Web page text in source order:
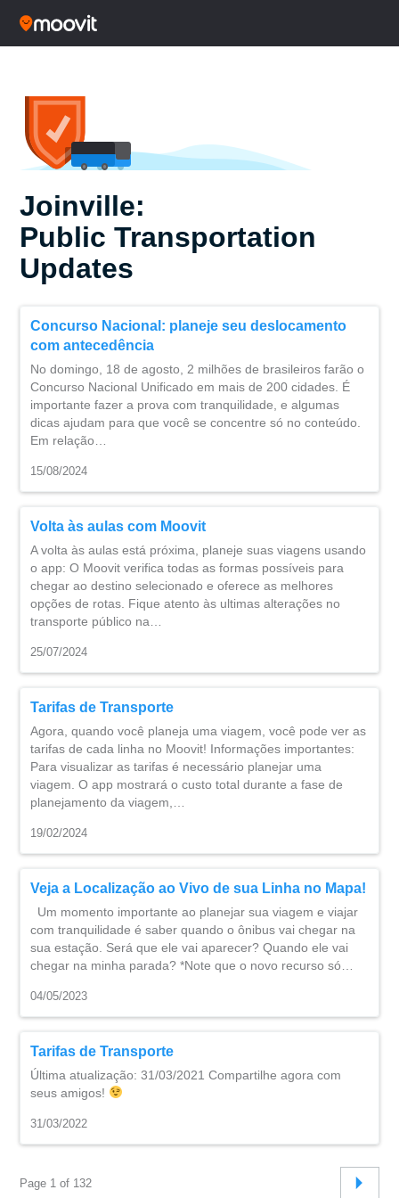
Joinville:
Public Transportation
Updates
Concurso Nacional: planeje seu deslocamento
com antecedência
No domingo, 18 de agosto, 2 milhões de brasileiros farão o
Concurso Nacional Unificado em mais de 200 cidades. É
importante fazer a prova com tranquilidade, e algumas
dicas ajudam para que você se concentre só no conteúdo.
Em relação…
15/08/2024
Volta às aulas com Moovit
A volta às aulas está próxima, planeje suas viagens usando
o app: O Moovit verifica todas as formas possíveis para
chegar ao destino selecionado e oferece as melhores
opções de rotas. Fique atento às ultimas alterações no
transporte público na…
25/07/2024
Tarifas de Transporte
Agora, quando você planeja uma viagem, você pode ver as
tarifas de cada linha no Moovit! Informações importantes:
Para visualizar as tarifas é necessário planejar uma
viagem. O app mostrará o custo total durante a fase de
planejamento da viagem,…
19/02/2024
Veja a Localização ao Vivo de sua Linha no Mapa!
Um momento importante ao planejar sua viagem e viajar
com tranquilidade é saber quando o ônibus vai chegar na
sua estação. Será que ele vai aparecer? Quando ele vai
chegar na minha parada? *Note que o novo recurso só…
04/05/2023
Tarifas de Transporte
Última atualização: 31/03/2021 Compartilhe agora com
seus amigos!
31/03/2022
Page 1 of 132